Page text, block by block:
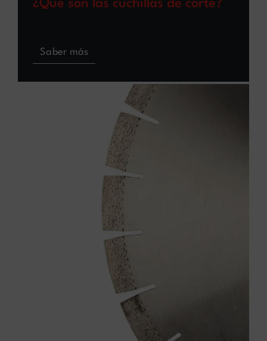
¿Qué son las cuchillas de corte?
Saber más